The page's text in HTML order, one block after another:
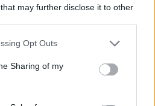
that may further disclose it to other
app uses one or more Google
behaviour. You may click to
and its third-party tags to
purposes in below Google
Opt Outs
Sharing of my